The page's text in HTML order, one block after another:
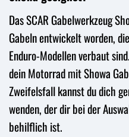
Das SCAR Gabelwerkzeug
Gabeln entwickelt worden,
Enduro-Modellen verbaut
dein Motorrad mit Showa
Zweifelsfall kannst du dich
wenden, der dir bei der
behilflich ist.